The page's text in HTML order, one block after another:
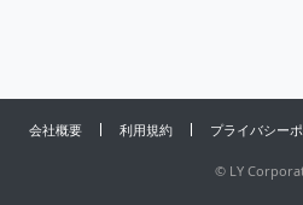
会社概要 利用規約 プライバシー
© LY